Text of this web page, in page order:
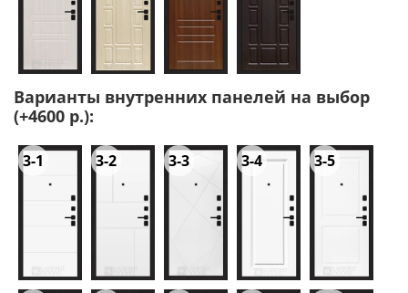
Варианты внутренних панелей на выбор
(+4600 р.):
3-1 3-2 3-3 3-4 3-5